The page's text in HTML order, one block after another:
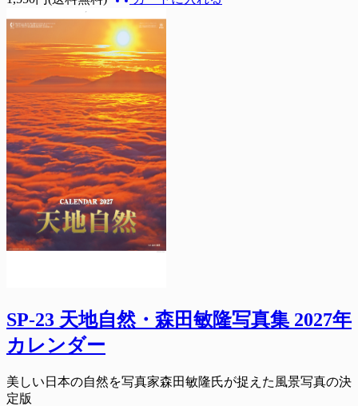
SP-23 天地自然・森田敏隆写真集 2027年
カレンダー
美しい日本の自然を写真家森田敏隆氏が捉えた風景写真の決
定版